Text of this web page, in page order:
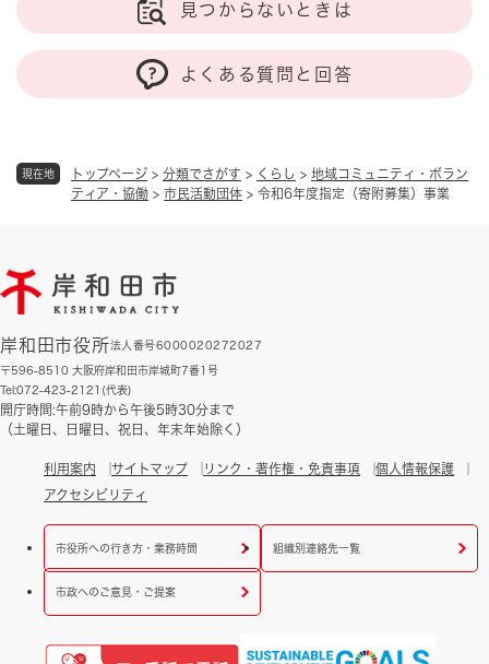
現在地 トップページ > 分類でさがす > くらし > 地域コミュニティ・ボラン
ティア・協働 > 市民活動団体 > 令和6年度指定（寄附募集）事業
見つからないときは
よくある質問と回答
岸和田市役所法人番号6000020272027
〒596-8510 大阪府岸和田市岸城町7番1号
Tel:072-423-2121(代表)
開庁時間:午前9時から午後5時30分まで
（土曜日、日曜日、祝日、年末年始除く）
利用案内 サイトマップ リンク・著作権・免責事項
個人情報保護
アクセシビリティ
市役所への行き方・業務時間 組織別連絡先一覧
市政へのご意見・ご提案